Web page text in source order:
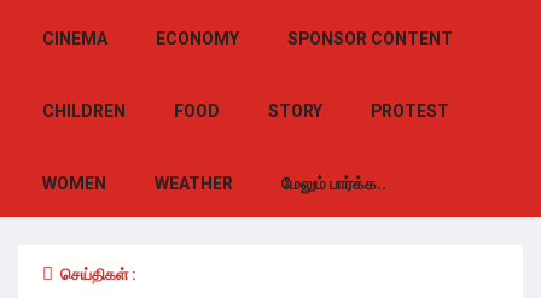
CINEMA ECONOMY SPONSOR CONTENT
CHILDREN FOOD STORY PROTEST
WOMEN WEATHER மேலும் பார்க்க..
செய்திகள் :